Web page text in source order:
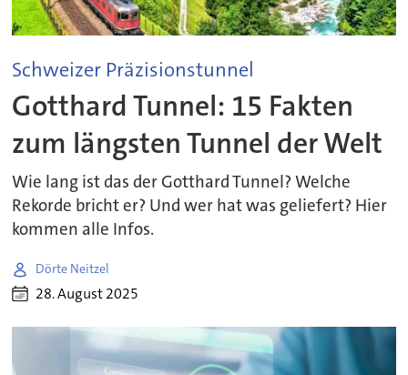
Schweizer Präzisionstunnel
Gotthard Tunnel: 15 Fakten
zum längsten Tunnel der Welt
Wie lang ist das der Gotthard Tunnel? Welche
Rekorde bricht er? Und wer hat was geliefert? Hier
kommen alle Infos.
Dörte Neitzel
28. August 2025